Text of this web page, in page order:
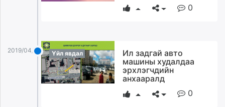
0
2019/04/08 Үйл явдал
Ил задгай авто
машины худалдаа
эрхлэгчдийн
анхааралд
0